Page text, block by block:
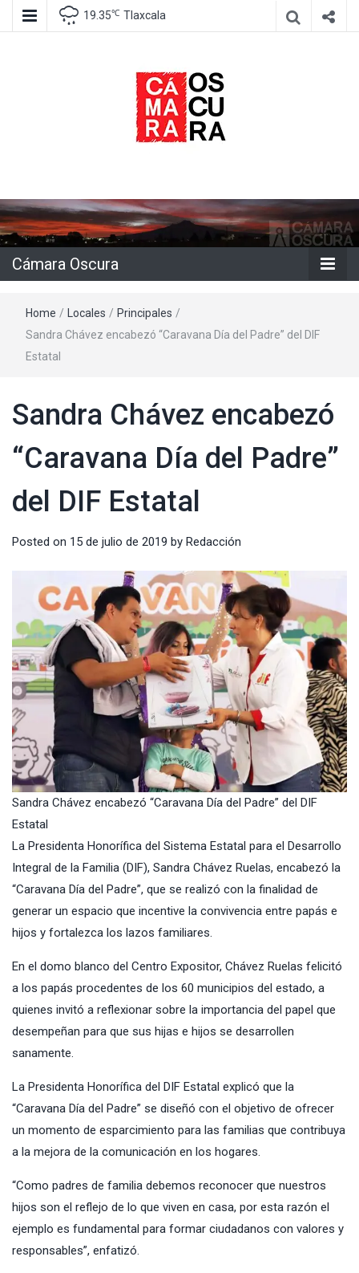
19.35℃ Tlaxcala
Cámara
Oscura
Cámara Oscura
Home / Locales / Principales /
Sandra Chávez encabezó “Caravana Día del Padre” del DIF
Estatal
Sandra Chávez encabezó
“Caravana Día del Padre”
del DIF Estatal
Posted on 15 de julio de 2019 by Redacción
Sandra Chávez encabezó “Caravana Día del Padre” del DIF
Estatal
La Presidenta Honorífica del Sistema Estatal para el Desarrollo
Integral de la Familia (DIF), Sandra Chávez Ruelas, encabezó la
“Caravana Día del Padre”, que se realizó con la finalidad de
generar un espacio que incentive la convivencia entre papás e
hijos y fortalezca los lazos familiares.
En el domo blanco del Centro Expositor, Chávez Ruelas felicitó
a los papás procedentes de los 60 municipios del estado, a
quienes invitó a reflexionar sobre la importancia del papel que
desempeñan para que sus hijas e hijos se desarrollen
sanamente.
La Presidenta Honorífica del DIF Estatal explicó que la
“Caravana Día del Padre” se diseñó con el objetivo de ofrecer
un momento de esparcimiento para las familias que contribuya
a la mejora de la comunicación en los hogares.
“Como padres de familia debemos reconocer que nuestros
hijos son el reflejo de lo que viven en casa, por esta razón el
ejemplo es fundamental para formar ciudadanos con valores y
responsables”, enfatizó.